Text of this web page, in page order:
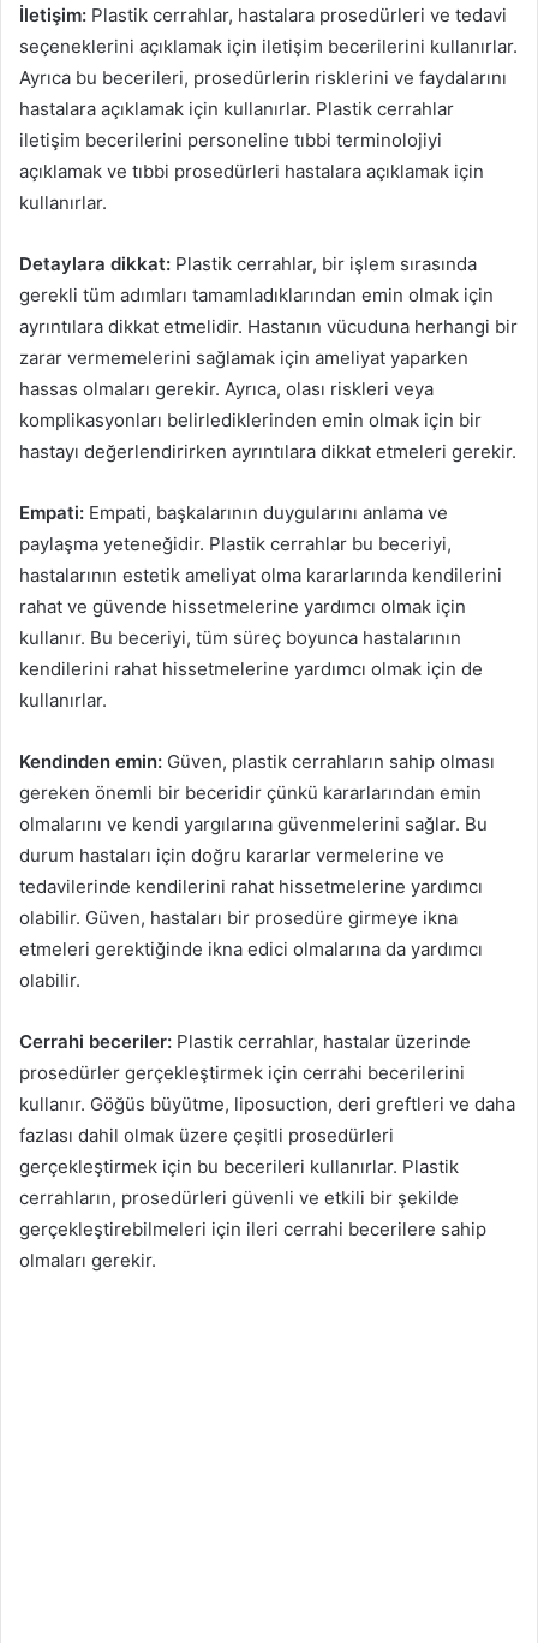
İletişim: Plastik cerrahlar, hastalara prosedürleri ve tedavi
seçeneklerini açıklamak için iletişim becerilerini kullanırlar.
Ayrıca bu becerileri, prosedürlerin risklerini ve faydalarını
hastalara açıklamak için kullanırlar. Plastik cerrahlar
iletişim becerilerini personeline tıbbi terminolojiyi
açıklamak ve tıbbi prosedürleri hastalara açıklamak için
kullanırlar.
Detaylara dikkat: Plastik cerrahlar, bir işlem sırasında
gerekli tüm adımları tamamladıklarından emin olmak için
ayrıntılara dikkat etmelidir. Hastanın vücuduna herhangi bir
zarar vermemelerini sağlamak için ameliyat yaparken
hassas olmaları gerekir. Ayrıca, olası riskleri veya
komplikasyonları belirlediklerinden emin olmak için bir
hastayı değerlendirirken ayrıntılara dikkat etmeleri gerekir.
Empati: Empati, başkalarının duygularını anlama ve
paylaşma yeteneğidir. Plastik cerrahlar bu beceriyi,
hastalarının estetik ameliyat olma kararlarında kendilerini
rahat ve güvende hissetmelerine yardımcı olmak için
kullanır. Bu beceriyi, tüm süreç boyunca hastalarının
kendilerini rahat hissetmelerine yardımcı olmak için de
kullanırlar.
Kendinden emin: Güven, plastik cerrahların sahip olması
gereken önemli bir beceridir çünkü kararlarından emin
olmalarını ve kendi yargılarına güvenmelerini sağlar. Bu
durum hastaları için doğru kararlar vermelerine ve
tedavilerinde kendilerini rahat hissetmelerine yardımcı
olabilir. Güven, hastaları bir prosedüre girmeye ikna
etmeleri gerektiğinde ikna edici olmalarına da yardımcı
olabilir.
Cerrahi beceriler: Plastik cerrahlar, hastalar üzerinde
prosedürler gerçekleştirmek için cerrahi becerilerini
kullanır. Göğüs büyütme, liposuction, deri greftleri ve daha
fazlası dahil olmak üzere çeşitli prosedürleri
gerçekleştirmek için bu becerileri kullanırlar. Plastik
cerrahların, prosedürleri güvenli ve etkili bir şekilde
gerçekleştirebilmeleri için ileri cerrahi becerilere sahip
olmaları gerekir.